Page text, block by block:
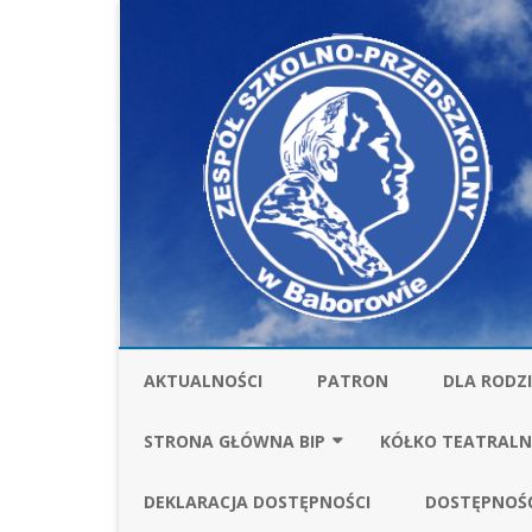
AKTUALNOŚCI PATRON DLA
STOŁÓWKA
STRONA GŁÓWNA BIP
FINANSE
SPRAWOZDANIA
KÓŁKO
DEKLARACJA DOSTĘPNOŚCI